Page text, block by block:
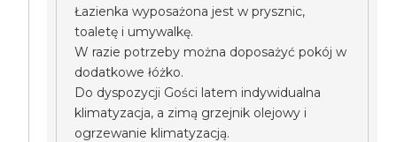
Łazienka wyposażona jest w prysznic,
toaletę i umywalkę.
W razie potrzeby można doposażyć pokój w
dodatkowe łóżko.
Do dyspozycji Gości latem indywidualna
klimatyzacja, a zimą grzejnik olejowy i
ogrzewanie klimatyzacją.